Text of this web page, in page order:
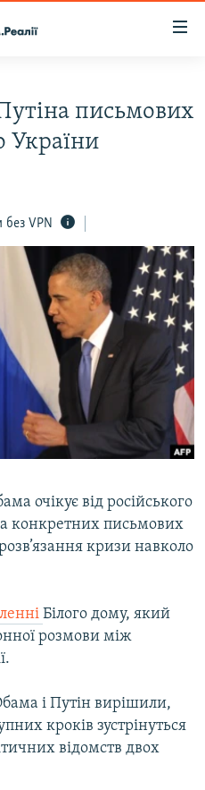
письмових
України
без VPN
очікує від російського
конкретних письмових
кризи навколо
Білого дому, який
розмови між
і Путін вирішили,
кроків зустрінуться
відомств двох